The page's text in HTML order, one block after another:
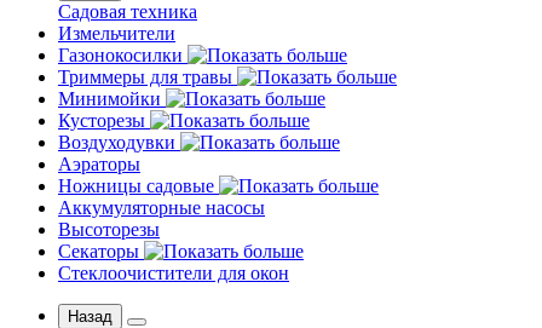
Садовая техника
Измельчители
Газонокосилки
Триммеры для травы
Минимойки
Кусторезы
Воздуходувки
Аэраторы
Ножницы садовые
Аккумуляторные насосы
Высоторезы
Секаторы
Стеклоочистители для окон
Назад